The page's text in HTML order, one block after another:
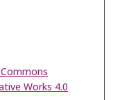
Works 4.0